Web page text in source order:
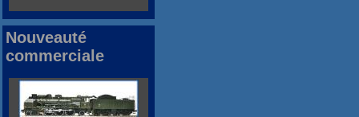
Nouveauté
commerciale